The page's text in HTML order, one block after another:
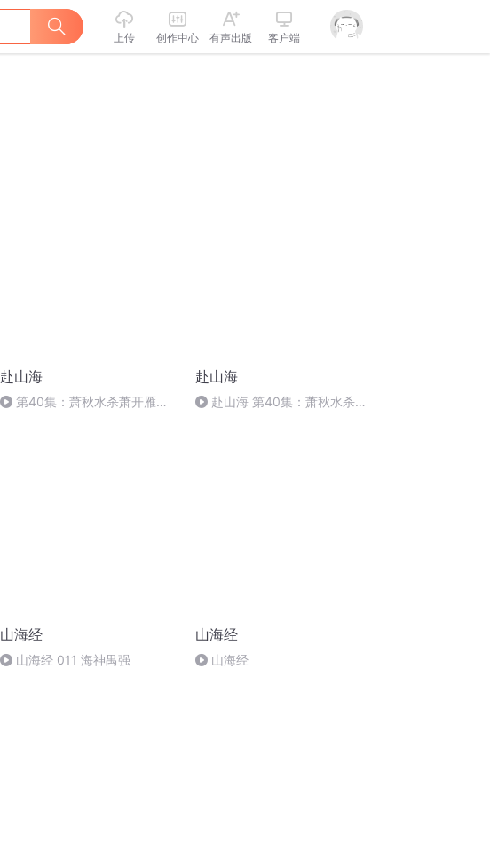
上传 创作中心 有声出版 客户端
赴山海
第40集：萧秋水杀萧开雁重
赴山海
赴山海 第40集：萧秋水杀萧
山海经
山海经 011 海神禺强
山海经
山海经